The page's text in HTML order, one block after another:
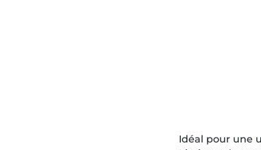
Idéal pour une